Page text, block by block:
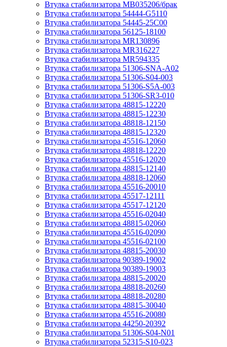
Втулка стабилизатора MB035206/брак
Втулка стабилизатора 54444-G5110
Втулка стабилизатора 54445-25C00
Втулка стабилизатора 56125-18100
Втулка стабилизатора MR130896
Втулка стабилизатора MR316227
Втулка стабилизатора MR594335
Втулка стабилизатора 51306-SNA-A02
Втулка стабилизатора 51306-S04-003
Втулка стабилизатора 51306-S5A-003
Втулка стабилизатора 51306-SR3-010
Втулка стабилизатора 48815-12220
Втулка стабилизатора 48815-12230
Втулка стабилизатора 48818-12150
Втулка стабилизатора 48815-12320
Втулка стабилизатора 45516-12060
Втулка стабилизатора 48818-12220
Втулка стабилизатора 45516-12020
Втулка стабилизатора 48815-12140
Втулка стабилизатора 48818-12060
Втулка стабилизатора 45516-20010
Втулка стабилизатора 45517-12111
Втулка стабилизатора 45517-12120
Втулка стабилизатора 45516-02040
Втулка стабилизатора 48815-02060
Втулка стабилизатора 45516-02090
Втулка стабилизатора 45516-02100
Втулка стабилизатора 48815-20030
Втулка стабилизатора 90389-19002
Втулка стабилизатора 90389-19003
Втулка стабилизатора 48815-20020
Втулка стабилизатора 48818-20260
Втулка стабилизатора 48818-20280
Втулка стабилизатора 48815-30040
Втулка стабилизатора 45516-20080
Втулка стабилизатора 44250-20392
Втулка стабилизатора 51306-S04-N01
Втулка стабилизатора 52315-S10-023